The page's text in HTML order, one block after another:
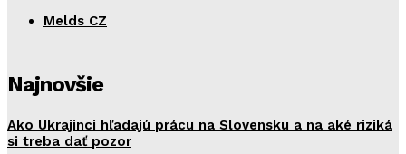
Melds CZ
Najnovšie
Ako Ukrajinci hľadajú prácu na Slovensku a na aké riziká
si treba dať pozor